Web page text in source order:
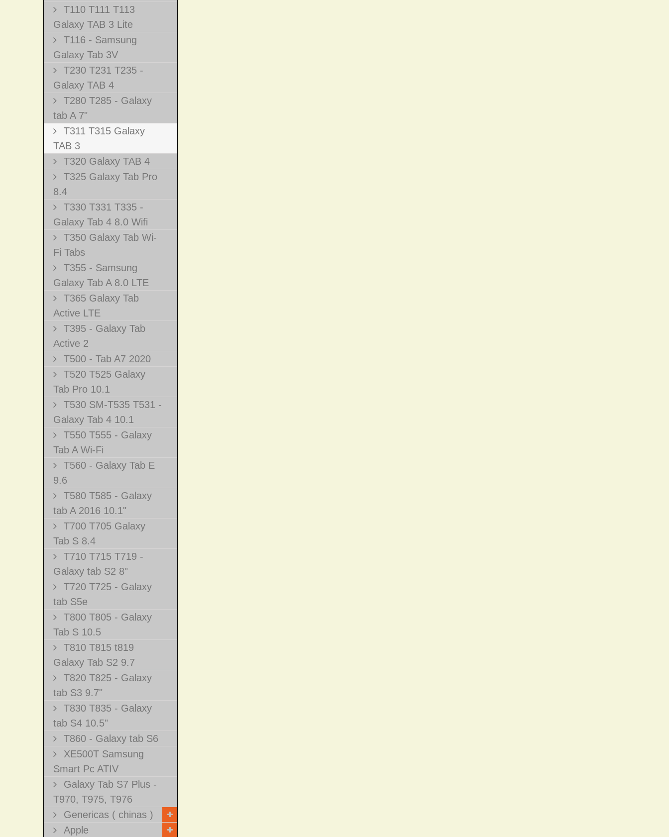
T110 T111 T113
Galaxy TAB 3 Lite
T116 - Samsung
Galaxy Tab 3V
T230 T231 T235 -
Galaxy TAB 4
T280 T285 - Galaxy
tab A 7"
T311 T315 Galaxy
TAB 3
T320 Galaxy TAB 4
T325 Galaxy Tab Pro
8.4
T330 T331 T335 -
Galaxy Tab 4 8.0 Wifi
T350 Galaxy Tab Wi-
Fi Tabs
T355 - Samsung
Galaxy Tab A 8.0 LTE
T365 Galaxy Tab
Active LTE
T395 - Galaxy Tab
Active 2
T500 - Tab A7 2020
T520 T525 Galaxy
Tab Pro 10.1
T530 SM-T535 T531 -
Galaxy Tab 4 10.1
T550 T555 - Galaxy
Tab A Wi-Fi
T560 - Galaxy Tab E
9.6
T580 T585 - Galaxy
tab A 2016 10.1"
T700 T705 Galaxy
Tab S 8.4
T710 T715 T719 -
Galaxy tab S2 8"
T720 T725 - Galaxy
tab S5e
T800 T805 - Galaxy
Tab S 10.5
T810 T815 t819
Galaxy Tab S2 9.7
T820 T825 - Galaxy
tab S3 9.7"
T830 T835 - Galaxy
tab S4 10.5"
T860 - Galaxy tab S6
XE500T Samsung
Smart Pc ATIV
Galaxy Tab S7 Plus -
T970, T975, T976
Genericas ( chinas )
Apple